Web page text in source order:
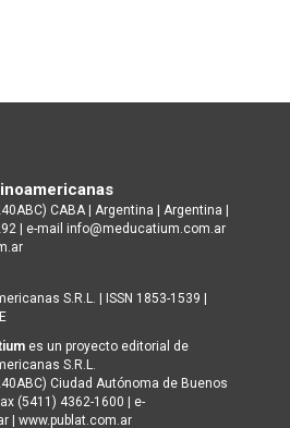
CABA | Argentina | Argentina |
| e-mail info@meducatium.com.ar
S.R.L. | ISSN 1853-1539 |
es un proyecto editorial de
S.R.L.
Ciudad Autónoma de Buenos
(5411) 4362-1600 | e-
| www.publat.com.ar